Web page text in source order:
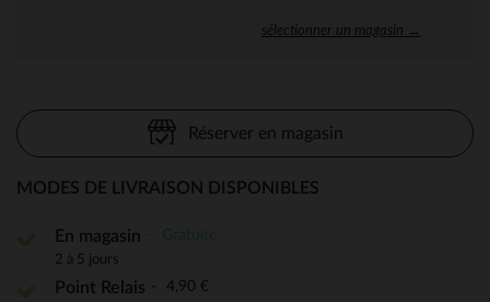
sélectionner un magasin →
Réserver en magasin
MODES DE LIVRAISON DISPONIBLES
En magasin
2 à 5 jours
Point Relais 4,90 €